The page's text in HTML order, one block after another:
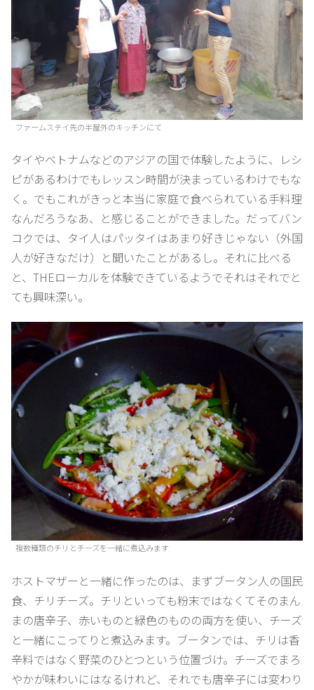
ファームステイ先の半屋外のキッチンにて
タイやベトナムなどのアジアの国で体験したように、レシ
ピがあるわけでもレッスン時間が決まっているわけでもな
く。でもこれがきっと本当に家庭で食べられている手料理
なんだろうなあ、と感じることができました。だってバン
コクでは、タイ人はパッタイはあまり好きじゃない（外国
人が好きなだけ）と聞いたことがあるし。それに比べる
と、THEローカルを体験できているようでそれはそれでと
ても興味深い。
複数種類のチリとチーズを一緒に煮込みます
ホストマザーと一緒に作ったのは、まずブータン人の国民
食、チリチーズ。チリといっても粉末ではなくてそのまん
まの唐辛子、赤いものと緑色のものの両方を使い、チーズ
と一緒にこってりと煮込みます。ブータンでは、チリは香
辛料ではなく野菜のひとつという位置づけ。チーズでまろ
やかが味わいにはなるけれど、それでも唐辛子には変わり